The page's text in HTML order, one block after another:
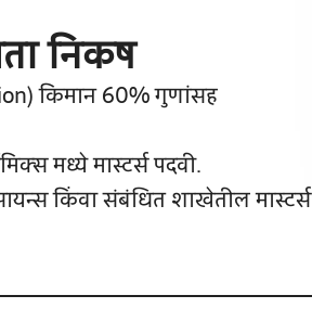
निकष
किमान 60% गुणांसह
मध्ये मास्टर्स पदवी.
किंवा संबंधित शाखेतील मास्टर्स